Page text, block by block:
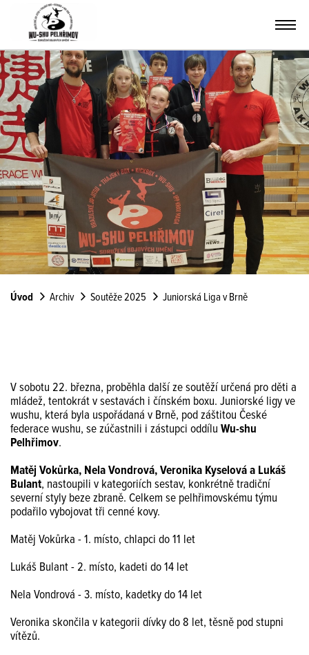
Úvod Archiv Soutěže 2025 Juniorská Liga v Brně
V sobotu 22. března, proběhla další ze soutěží určená pro děti a
mládež, tentokrát v sestavách i čínském boxu. Juniorské ligy ve
wushu, která byla uspořádaná v Brně, pod záštitou České
federace wushu, se zúčastnili i zástupci oddílu Wu-shu
Pelhřimov.
Matěj Vokůrka, Nela Vondrová, Veronika Kyselová a Lukáš
Bulant, nastoupili v kategoriích sestav, konkrétně tradiční
severní styly beze zbraně. Celkem se pelhřimovskému týmu
podařilo vybojovat tři cenné kovy.
Matěj Vokůrka - 1. místo, chlapci do 11 let
Lukáš Bulant - 2. místo, kadeti do 14 let
Nela Vondrová - 3. místo, kadetky do 14 let
Veronika skončila v kategorii dívky do 8 let, těsně pod stupni
vítězů.